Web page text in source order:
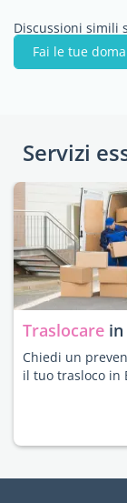
Discussioni simili
Fai le tue
Servizi
Traslocare
Chiedi un
il tuo trasloco in